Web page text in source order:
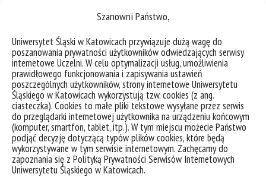
Szanowni Państwo,
Uniwersytet Śląski w Katowicach przywiązuje dużą wagę do
poszanowania prywatności użytkowników odwiedzających serwisy
internetowe Uczelni. W celu optymalizacji usług, umożliwienia
prawidłowego funkcjonowania i zapisywania ustawień
poszczególnych użytkowników, strony internetowe Uniwersytetu
Śląskiego w Katowicach wykorzystują tzw. cookies (z ang.
ciasteczka). Cookies to małe pliki tekstowe wysyłane przez serwis
do przeglądarki internetowej użytkownika na urządzeniu końcowym
(komputer, smartfon, tablet, itp.). W tym miejscu możecie Państwo
podjąć decyzję dotyczącą typów plików cookies, które będą
wykorzystywane w tym serwisie internetowym. Zachęcamy do
zapoznania się z Polityką Prywatności Serwisów Internetowych
Uniwersytetu Śląskiego w Katowicach.
dra hab. Krzysztofa Bierwiaczonka, prof. UŚ, dr
Zuzanny Neuve-Église oraz dr hab. Małgorzaty
Suchackiej, prof. UŚ. Spotkanie zgromadziło
uczestników z obszarów metropolitalnych z Europy
Środkowej. Celem spotkania było zaprezentowanie
pierwszych wyników...
kategorie:aktualności
tagi :#cooperationiscentral #innovation #mecog-ce #metropolis
#metropolitanarea
#studyclusters